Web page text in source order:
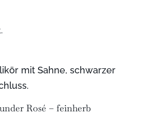
Rosé – feinherb